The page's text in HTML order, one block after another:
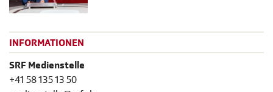
INFORMATIONEN
SRF Medienstelle
+41 58 135 13 50